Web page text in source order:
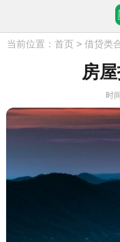
当前位置： 首页 > 借贷类
房
时